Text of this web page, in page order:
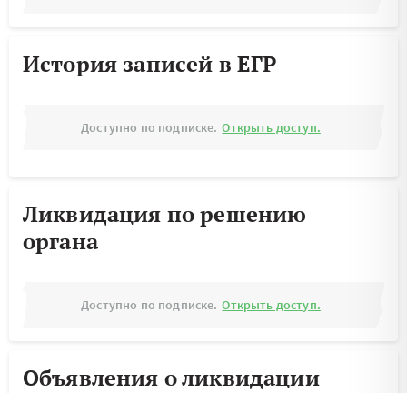
История записей в ЕГР
Доступно по подписке. Открыть доступ.
Ликвидация по решению
органа
Доступно по подписке. Открыть доступ.
Объявления о ликвидации